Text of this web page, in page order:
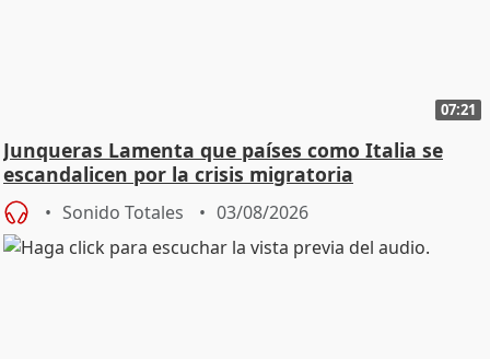
07:21
Junqueras Lamenta que países como Italia se
escandalicen por la crisis migratoria
Sonido Totales 03/08/2026